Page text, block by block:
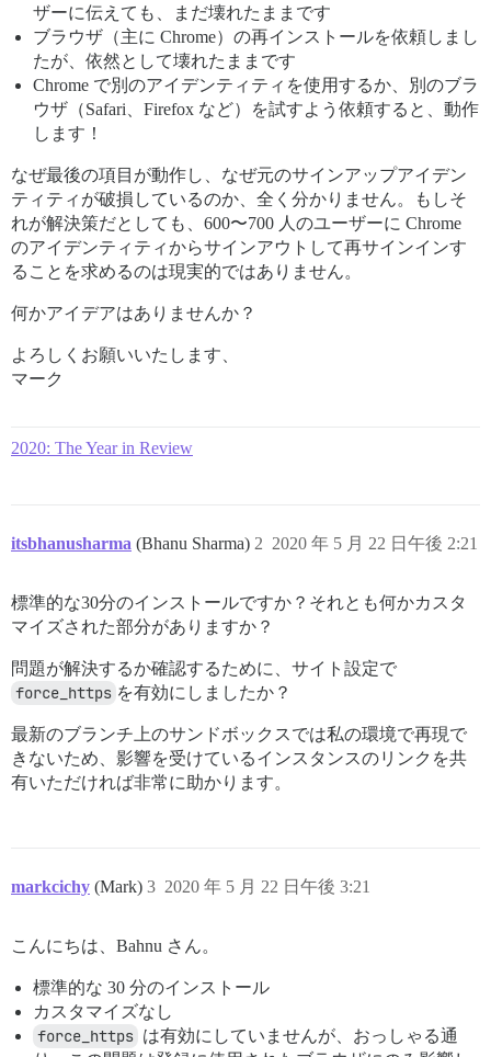
ザーに伝えても、まだ壊れたままです
ブラウザ（主に Chrome）の再インストールを依頼しまし
たが、依然として壊れたままです
Chrome で別のアイデンティティを使用するか、別のブラ
ウザ（Safari、Firefox など）を試すよう依頼すると、動作
します！
なぜ最後の項目が動作し、なぜ元のサインアップアイデン
ティティが破損しているのか、全く分かりません。もしそ
れが解決策だとしても、600〜700 人のユーザーに Chrome
のアイデンティティからサインアウトして再サインインす
ることを求めるのは現実的ではありません。
何かアイデアはありませんか？
よろしくお願いいたします、
マーク
2020: The Year in Review
itsbhanusharma (Bhanu Sharma) 2020 年 5 月 22 日午後 2:21
2
標準的な30分のインストールですか？それとも何かカスタ
マイズされた部分がありますか？
問題が解決するか確認するために、サイト設定で
force_https を有効にしましたか？
最新のブランチ上のサンドボックスでは私の環境で再現で
きないため、影響を受けているインスタンスのリンクを共
有いただければ非常に助かります。
markcichy (Mark) 2020 年 5 月 22 日午後 3:21
3
こんにちは、Bahnu さん。
標準的な 30 分のインストール
カスタマイズなし
force_https は有効にしていませんが、おっしゃる通